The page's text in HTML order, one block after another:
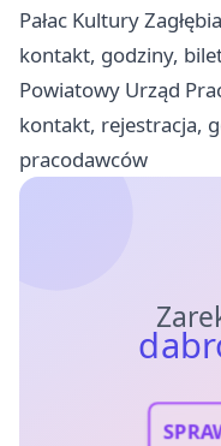
Pałac Kultury
kontakt, godziny,
Powiatowy Urząd
kontakt, rejestracja,
pracodawców